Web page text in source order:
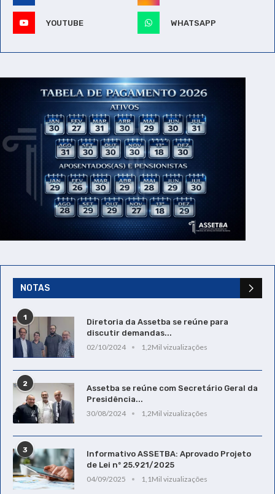
YOUTUBE WHATSAPP
NOTAS
1
Diretoria da Assetba se reúne para
discutir demandas...
02/10/2024
1,2Mil vizualizações
2
Assetba se reúne com Secretário Geral da
Presidência...
30/08/2024
1,2Mil vizualizações
3
Informativo ASSETBA: Aprovado Projeto
de Lei nº 25.921/2025
04/09/2025
1,1Mil vizualizações